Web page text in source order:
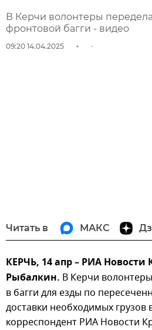
В Керчи волонтеры
фронтовой багги - видео
09:20 14.04.2025
Читать в МАКС
КЕРЧЬ, 14 апр – РИА
Рыбалкин. В Керчи
в багги для езды по
доставки необходимых грузов
корреспондент РИА Новости